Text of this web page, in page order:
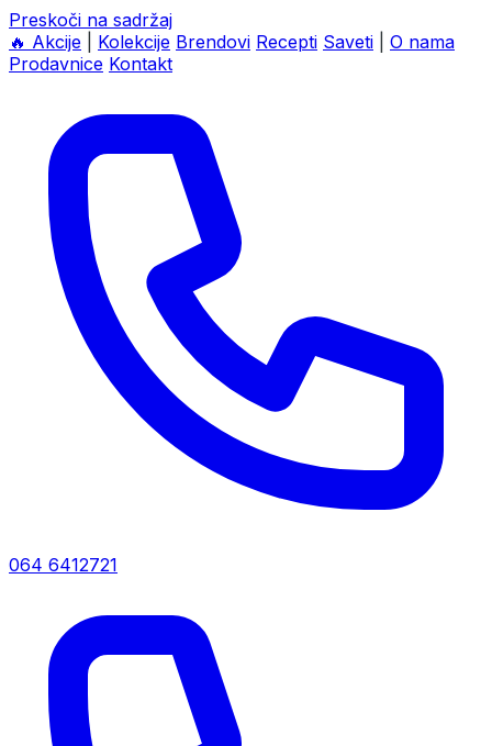
Preskoči na sadržaj
🔥 Akcije Kolekcije Brendovi Recepti Saveti
O nama
Prodavnice Kontakt
064 6412721